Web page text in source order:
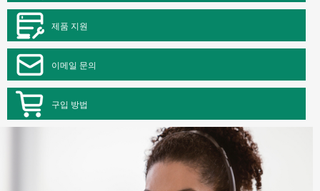
제품 지원
이메일 문의
구입 방법